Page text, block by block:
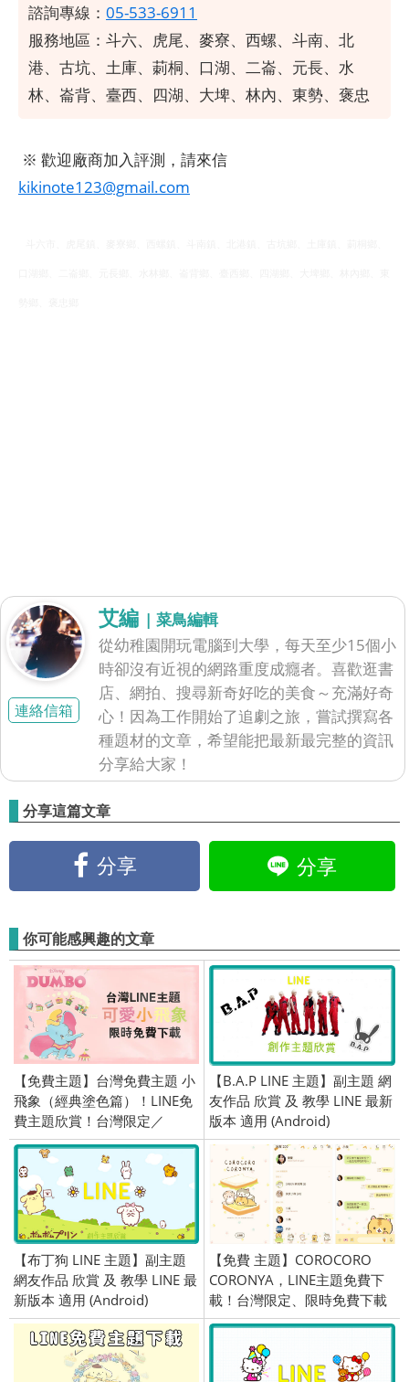
諮詢專線： 05-533-6911
服務地區：斗六、虎尾、麥寮、西螺、斗南、北
港、古坑、土庫、莿桐、口湖、二崙、元長、水
林、崙背、臺西、四湖、大埤、林內、東勢、褒忠
※ 歡迎廠商加入評測，請來信
kikinote123@gmail.com
連絡信箱
艾編 | 菜鳥編輯
從幼稚園開玩電腦到大學，每天至少15個小
時卻沒有近視的網路重度成癮者。喜歡逛書
店、網拍、搜尋新奇好吃的美食～充滿好奇
心！因為工作開始了追劇之旅，嘗試撰寫各
種題材的文章，希望能把最新最完整的資訊
分享給大家！
分享這篇文章
分享 分享
你可能感興趣的文章
【免費主題】台灣免費主題 小
飛象（經典塗色篇）！LINE免
費主題欣賞！台灣限定／
2019/03/21
【B.A.P LINE 主題】副主題 網
友作品 欣賞 及 教學 LINE 最新
版本 適用 (Android)
【布丁狗 LINE 主題】副主題
網友作品 欣賞 及 教學 LINE 最
新版本 適用 (Android)
【免費 主題】COROCORO
CORONYA，LINE主題免費下
載！台灣限定、限時免費下載
／2019/10/24